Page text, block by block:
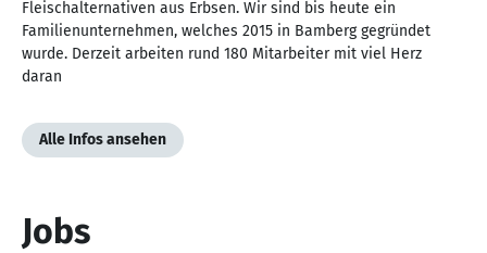
Fleischalternativen aus Erbsen. Wir sind bis heute ein
Familienunternehmen, welches 2015 in Bamberg gegründet
wurde. Derzeit arbeiten rund 180 Mitarbeiter mit viel Herz
daran
Alle Infos ansehen
Jobs